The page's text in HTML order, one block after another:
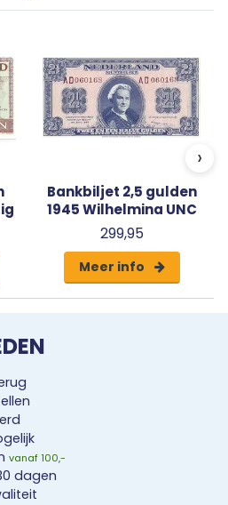
Bankbiljet 2,5 gulden
1945 Wilhelmina UNC
299,95
Meer info
›
vanaf 100,-
dagen